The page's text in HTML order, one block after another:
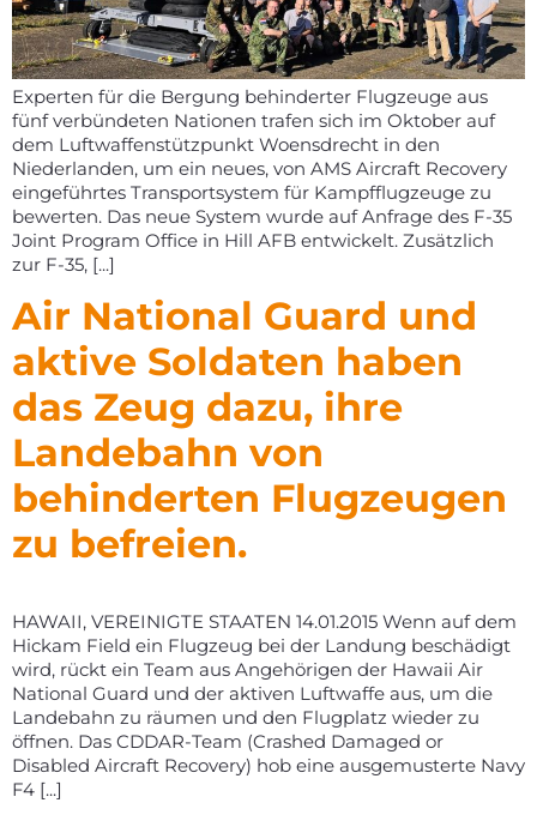
Experten für die Bergung behinderter Flugzeuge aus
fünf verbündeten Nationen trafen sich im Oktober auf
dem Luftwaffenstützpunkt Woensdrecht in den
Niederlanden, um ein neues, von AMS Aircraft Recovery
eingeführtes Transportsystem für Kampfflugzeuge zu
bewerten. Das neue System wurde auf Anfrage des F-35
Joint Program Office in Hill AFB entwickelt. Zusätzlich
zur F-35, [...]
Air National Guard und
aktive Soldaten haben
das Zeug dazu, ihre
Landebahn von
behinderten Flugzeugen
zu befreien.
HAWAII, VEREINIGTE STAATEN 14.01.2015 Wenn auf dem
Hickam Field ein Flugzeug bei der Landung beschädigt
wird, rückt ein Team aus Angehörigen der Hawaii Air
National Guard und der aktiven Luftwaffe aus, um die
Landebahn zu räumen und den Flugplatz wieder zu
öffnen. Das CDDAR-Team (Crashed Damaged or
Disabled Aircraft Recovery) hob eine ausgemusterte Navy
F4 [...]